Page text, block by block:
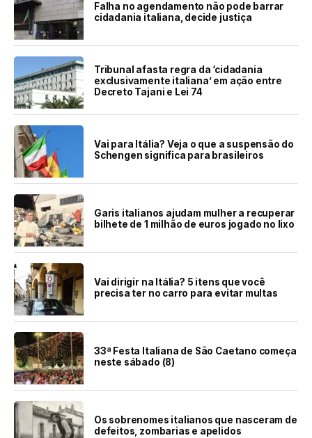
Falha no agendamento não pode barrar
cidadania italiana, decide justiça
Tribunal afasta regra da ‘cidadania
exclusivamente italiana’ em ação entre
Decreto Tajani e Lei 74
Vai para Itália? Veja o que a suspensão do
Schengen significa para brasileiros
Garis italianos ajudam mulher a recuperar
bilhete de 1 milhão de euros jogado no lixo
Vai dirigir na Itália? 5 itens que você
precisa ter no carro para evitar multas
33ª Festa Italiana de São Caetano começa
neste sábado (8)
Os sobrenomes italianos que nasceram de
defeitos, zombarias e apelidos